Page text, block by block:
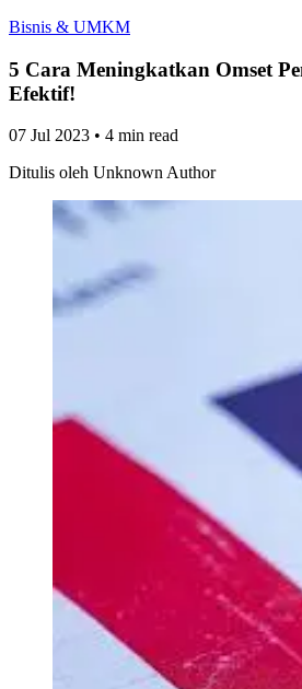
Bisnis & UMKM
5 Cara Meningkatkan Omset
Efektif!
07 Jul 2023 • 4 min read
Ditulis oleh Unknown Author